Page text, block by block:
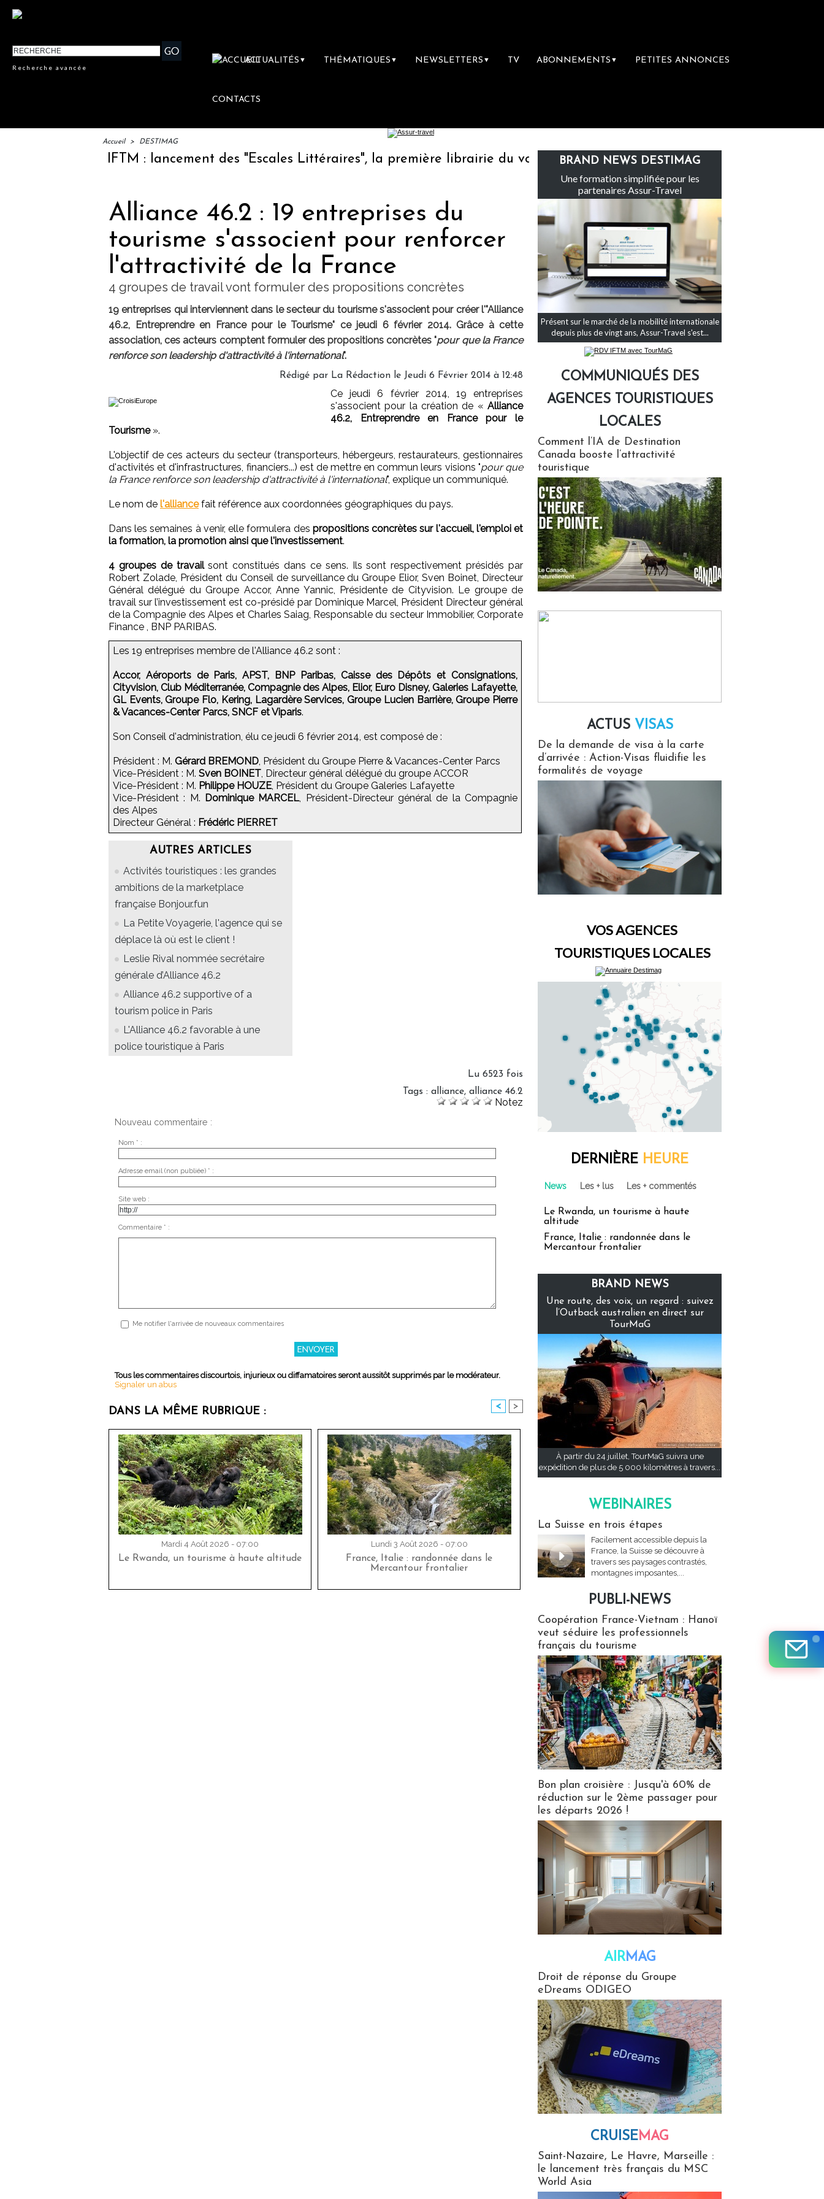
Recherche avancée
ACTUALITÉS ▼ THÉMATIQUES ▼ NEWSLETTERS ▼ TV ABONNEMENTS ▼ PETITES ANNONCES
CONTACTS
Accueil > DESTIMAG
IFTM : lancement des "Escales Littéraires", la première librairie du voyage Le groupe Sainte-Claire rachète Eden
Alliance 46.2 : 19 entreprises du
tourisme s'associent pour renforcer
l'attractivité de la France
4 groupes de travail vont formuler des propositions concrètes
19 entreprises qui interviennent dans le secteur du tourisme s'associent pour créer l'"Alliance
46.2, Entreprendre en France pour le Tourisme" ce jeudi 6 février 2014. Grâce à cette
association, ces acteurs comptent formuler des propositions concrètes "pour que la France
renforce son leadership d'attractivité à l'international".
Rédigé par La Rédaction le Jeudi 6 Février 2014 à 12:48
Ce jeudi 6 février 2014, 19 entreprises
s'associent pour la création de « Alliance
46.2, Entreprendre en France pour le
Tourisme».
L'objectif de ces acteurs du secteur (transporteurs, hébergeurs, restaurateurs, gestionnaires
d'activités et d'infrastructures, financiers...) est de mettre en commun leurs visions "pour que
la France renforce son leadership d'attractivité à l'international", explique un communiqué.
Le nom de l'alliancefait référence aux coordonnées géographiques du pays.
Dans les semaines à venir, elle formulera des propositions concrètes sur l'accueil, l'emploi et
la formation, la promotion ainsi que l'investissement.
4 groupes de travailsont constitués dans ce sens. Ils sont respectivement présidés par
Robert Zolade, Président du Conseil de surveillance du Groupe Elior, Sven Boinet, Directeur
Général délégué du Groupe Accor, Anne Yannic, Présidente de Cityvision. Le groupe de
travail sur l’investissement est co-présidé par Dominique Marcel, Président Directeur général
de la Compagnie des Alpes et Charles Saiag, Responsable du secteur Immobilier, Corporate
Finance , BNP PARIBAS.
Les 19 entreprises membre de l'Alliance 46.2 sont :
Accor, Aéroports de Paris, APST, BNP Paribas, Caisse des Dépôts et Consignations,
Cityvision, Club Méditerranée, Compagnie des Alpes, Elior, Euro Disney, Galeries Lafayette,
GL Events, Groupe Flo, Kering, Lagardère Services, Groupe Lucien Barrière, Groupe Pierre
& Vacances-Center Parcs, SNCF et Viparis.
Son Conseil d'administration, élu ce jeudi 6 février 2014, est composé de :
Président : M. Gérard BREMOND, Président du Groupe Pierre & Vacances-Center Parcs
Vice-Président : M. Sven BOINET, Directeur général délégué du groupe ACCOR
Vice-Président : M. Philippe HOUZE, Président du Groupe Galeries Lafayette
Vice-Président : M. Dominique MARCEL, Président-Directeur général de la Compagnie
des Alpes
Directeur Général : Frédéric PIERRET
AUTRES ARTICLES
Activités touristiques : les grandes
ambitions de la marketplace
française Bonjour.fun
La Petite Voyagerie, l'agence qui se
déplace là où est le client !
Leslie Rival nommée secrétaire
générale d’Alliance 46.2
Alliance 46.2 supportive of a
tourism police in Paris
L'Alliance 46.2 favorable à une
police touristique à Paris
Lu 6523 fois
Tags : alliance, alliance 46.2
Notez
Nouveau commentaire :
Nom * :
Adresse email (non publiée) * :
Site web :
Commentaire * :
Me notifier l'arrivée de nouveaux commentaires
Tous les commentaires discourtois, injurieux ou diffamatoires seront aussitôt supprimés par le modérateur.
Signaler un abus
DANS LA MÊME RUBRIQUE : < >
Mardi 4 Août 2026 - 07:00
Le Rwanda, un tourisme à haute altitude
Lundi 3 Août 2026 - 07:00
France, Italie : randonnée dans le
Mercantour frontalier
BRAND NEWS DESTIMAG
Une formation simplifiée pour les
partenaires Assur-Travel
Présent sur le marché de la mobilité internationale
depuis plus de vingt ans, Assur-Travel s'est...
COMMUNIQUÉS DES
AGENCES TOURISTIQUES
LOCALES
Comment l’IA de Destination
Canada booste l’attractivité
touristique
ACTUS VISAS
De la demande de visa à la carte
d’arrivée : Action-Visas fluidifie les
formalités de voyage
VOS AGENCES
TOURISTIQUES LOCALES
DERNIÈRE HEURE
News Les + lus Les + commentés
Le Rwanda, un tourisme à haute
altitude
France, Italie : randonnée dans le
Mercantour frontalier
BRAND NEWS
Une route, des voix, un regard : suivez
l’Outback australien en direct sur
TourMaG
À partir du 24 juillet, TourMaG suivra une
expédition de plus de 5 000 kilomètres à travers...
WEBINAIRES
La Suisse en trois étapes
Facilement accessible depuis la
France, la Suisse se découvre à
travers ses paysages contrastés,
montagnes imposantes,...
PUBLI-NEWS
Coopération France-Vietnam : Hanoï
veut séduire les professionnels
français du tourisme
Bon plan croisière : Jusqu'à 60% de
réduction sur le 2ème passager pour
les départs 2026 !
AIRMAG
Droit de réponse du Groupe
eDreams ODIGEO
CRUISEMAG
Saint-Nazaire, Le Havre, Marseille :
le lancement très français du MSC
World Asia